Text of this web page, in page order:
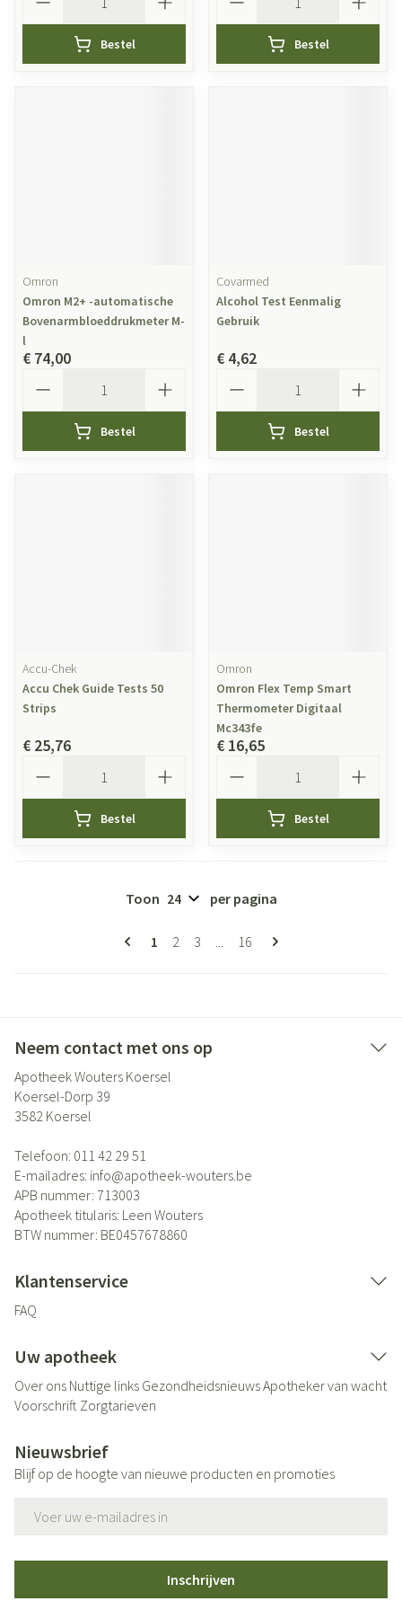
Bestel Bestel
Omron
Omron M2+ -automatische
Bovenarmbloeddrukmeter M-
l
€ 74,00
Bestel
Covarmed
Alcohol Test Eenmalig
Gebruik
€ 4,62
Bestel
Accu-Chek
Accu Chek Guide Tests 50
Strips
€ 25,76
Bestel
Omron
Omron Flex Temp Smart
Thermometer Digitaal
Mc343fe
€ 16,65
Bestel
Pagina's
U lees momenteel pagina
1 Pagina
2 Pagina
3 ... Pagina
16
Toon per pagina
Neem contact met ons op
Apotheek Wouters Koersel
Koersel-Dorp 39
3582 Koersel
Telefoon: 011 42 29 51
E-mailadres: info@apotheek-wouters.be
APB nummer: 713003
Apotheek titularis: Leen Wouters
BTW nummer: BE0457678860
Klantenservice
FAQ
Uw apotheek
Over ons Nuttige links GezondheidsnieuwsApotheker van wacht
Voorschrift Zorgtarieven
Nieuwsbrief
Blijf op de hoogte van nieuwe producten en promoties
Inschrijven